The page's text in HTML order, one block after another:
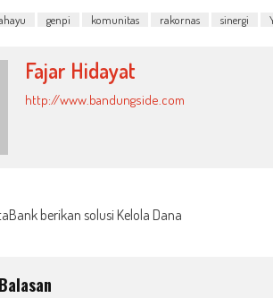
genpi komunitas rakornas sinergi
Fajar Hidayat
http://www.bandungside.com
berikan solusi Kelola Dana